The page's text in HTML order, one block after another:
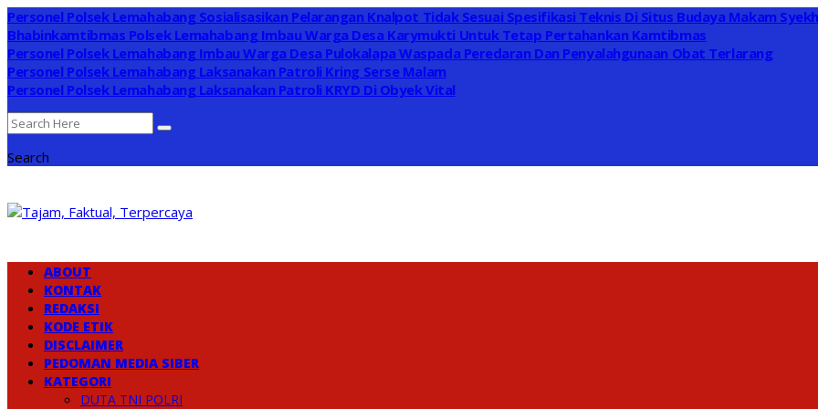
Personel Polsek Lemahabang Sosialisasikan Pelarangan Knalpot Tidak Sesuai Spesifikasi Teknis Di Situs Budaya Makam
Bhabinkamtibmas Polsek Lemahabang Imbau Warga Desa Karymukti Untuk Tetap Pertahankan Kamtibmas
Personel Polsek Lemahabang Imbau Warga Desa Pulokalapa Waspada Peredaran Dan Penyalahgunaan Obat Terlarang
Personel Polsek Lemahabang Laksanakan Patroli Kring Serse Malam
Personel Polsek Lemahabang Laksanakan Patroli KRYD Di Obyek Vital
Search
ABOUT
KONTAK
REDAKSI
KODE ETIK
DISCLAIMER
PEDOMAN MEDIA SIBER
KATEGORI
DUTA TNI POLRI